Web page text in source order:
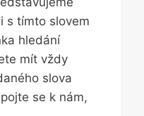
s tímto slovem
hledání
mít vždy
slova
se k nám,